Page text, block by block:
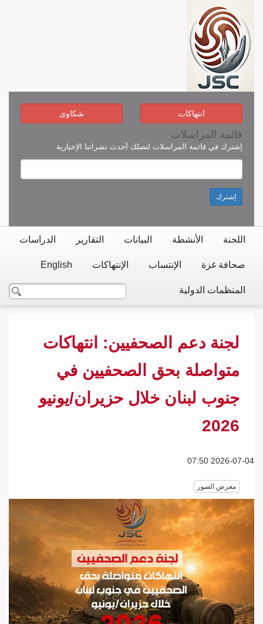
انتهاكات شكاوى
قائمة المراسلات
إشترك في قائمة المراسلات لتصلك أحدث نشراتنا الإخبارية
إشترك
اللجنة الأنشطة البيانات التقارير الدراسات
صحافة غزة الإنتساب الإنتهاكات English
المنظمات الدولية
لجنة دعم الصحفيين: انتهاكات
متواصلة بحق الصحفيين في
جنوب لبنان خلال حزيران/يونيو
2026
2026-07-04 07:50
معرض الصور